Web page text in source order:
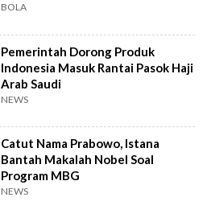
BOLA
Pemerintah Dorong Produk
Indonesia Masuk Rantai Pasok Haji
Arab Saudi
NEWS
Catut Nama Prabowo, Istana
Bantah Makalah Nobel Soal
Program MBG
NEWS